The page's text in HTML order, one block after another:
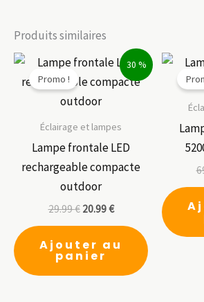
Produits similaires
30 %
Promo !
Éclairage et lampes
Lampe frontale LED
rechargeable compacte
outdoor
29.99€ 20.99€
Ajouter au
panier